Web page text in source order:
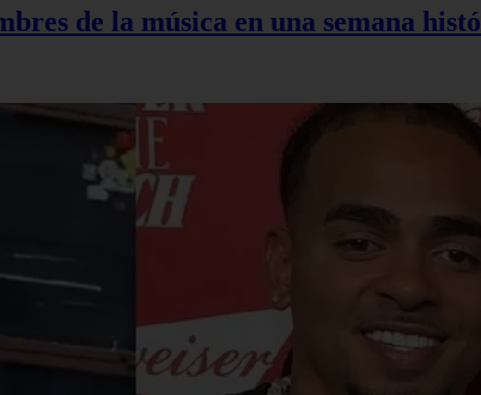
de la música en una semana